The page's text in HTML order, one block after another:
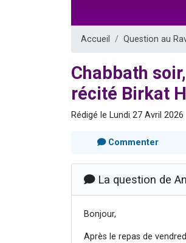
Accueil Question au
Chabbath
récité Birkat
Rédigé le Lundi 27 Avril 2026
Commenter
La question de
Bonjour,
Après le repas de